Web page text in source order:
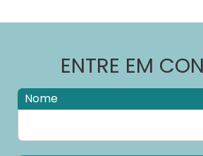
ENTRE EM
Nome